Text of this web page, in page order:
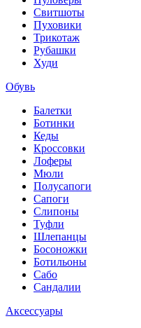
Свитшоты
Пуховики
Трикотаж
Рубашки
Худи
Обувь
Балетки
Ботинки
Кеды
Кроссовки
Лоферы
Мюли
Полусапоги
Сапоги
Слипоны
Туфли
Шлепанцы
Босоножки
Ботильоны
Сабо
Сандалии
Аксессуары